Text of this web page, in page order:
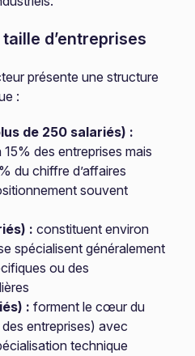
d’entreprises
présente une structure
:
de 250 salariés) :
des entreprises mais
du chiffre d’affaires
souvent
: constituent environ
spécialisent généralement
ou des
: forment le cœur du
entreprises) avec
technique